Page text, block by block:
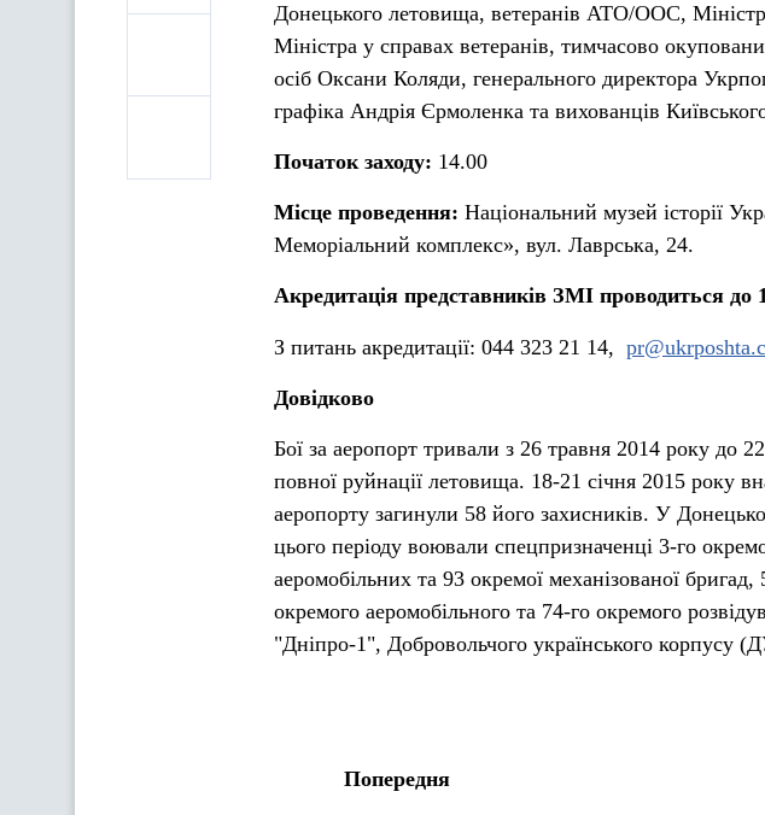
Донецького летовища, ветеранів АТО/ООС,
Міністра у справах ветеранів, тимчасово
осіб Оксани Коляди, генерального директора
графіка Андрія Єрмоленка та вихованців
Початок заходу: 14.00
Місце проведення: Національний музей історії
Меморіальний комплекс», вул. Лаврська, 24.
Акредитація представників ЗМІ проводиться до
З питань акредитації: 044 323 21 14,
Довідково
Бої за аеропорт тривали з 26 травня 2014 року до
повної руйнації летовища. 18-21 січня 2015 року
аеропорту загинули 58 його захисників. У
цього періоду воювали спецпризначенці 3-го
аеромобільних та 93 окремої механізованої
окремого аеромобільного та 74-го окремого
"Дніпро-1", Добровольчого українського корпусу
Попередня